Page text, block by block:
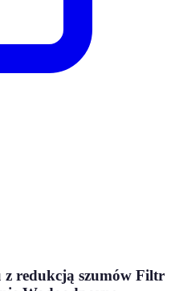
z redukcją szumów Filtr